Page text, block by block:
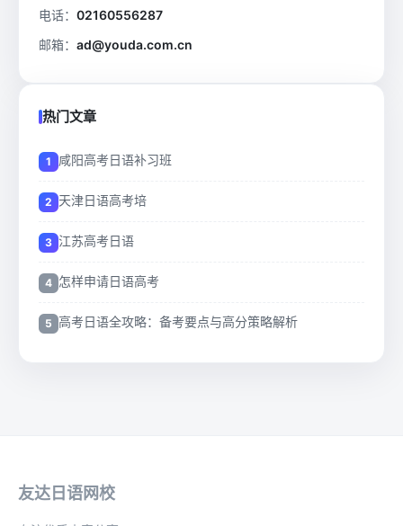
电话： 02160556287
邮箱： ad@youda.com.cn
热门文章
咸阳高考日语补习班
天津日语高考培
江苏高考日语
怎样申请日语高考
高考日语全攻略：备考要点与高分策略解析
友达日语网校